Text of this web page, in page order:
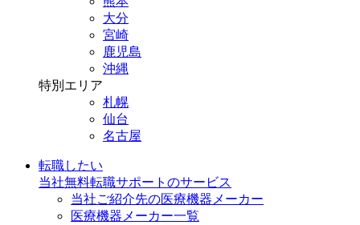
大分
宮崎
鹿児島
沖縄
特別エリア
札幌
仙台
名古屋
転職したい
当社無料転職サポートのサービス
当社ご紹介先の医療機器メーカー
医療機器メーカー一覧